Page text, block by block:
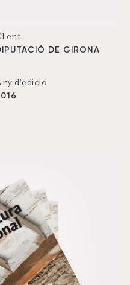
DE GIRONA
d'edició